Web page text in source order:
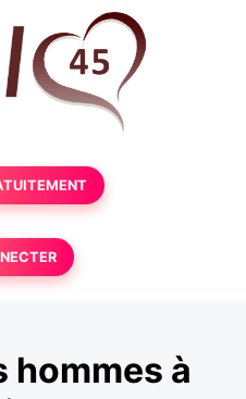
hommes à